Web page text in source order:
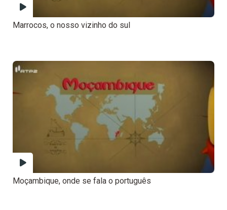
Marrocos, o nosso vizinho do sul
Moçambique, onde se fala o português